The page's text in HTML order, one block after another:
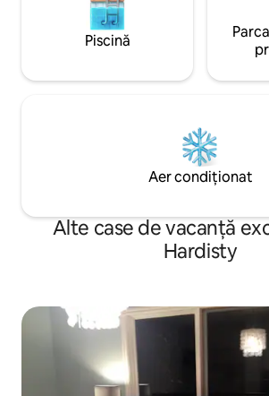
Piscină
Aer condiționat
Alte case de vacanță
Hardisty